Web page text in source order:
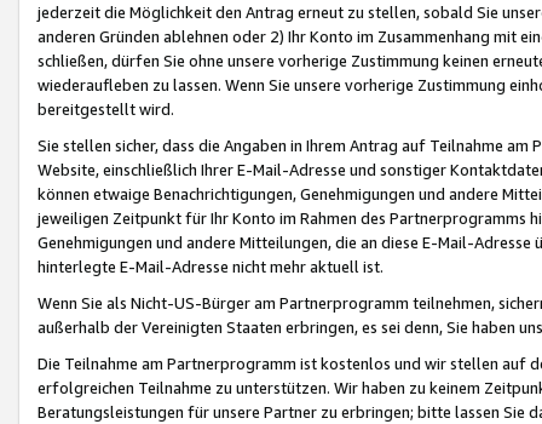
jederzeit die Möglichkeit den Antrag erneut zu stellen, sobald Sie
anderen Gründen ablehnen oder 2) Ihr Konto im Zusammenhang mit
schließen, dürfen Sie ohne unsere vorherige Zustimmung keinen
wiederaufleben zu lassen. Wenn Sie unsere vorherige Zustimmung
bereitgestellt wird.
Sie stellen sicher, dass die Angaben in Ihrem Antrag auf Teilnahme
Website, einschließlich Ihrer E-Mail-Adresse und sonstiger
können etwaige Benachrichtigungen, Genehmigungen und andere
jeweiligen Zeitpunkt für Ihr Konto im Rahmen des Partnerprogramms
Genehmigungen und andere Mitteilungen, die an diese E-Mail-
hinterlegte E-Mail-Adresse nicht mehr aktuell ist.
Wenn Sie als Nicht-US-Bürger am Partnerprogramm teilnehmen,
außerhalb der Vereinigten Staaten erbringen, es sei denn, Sie haben
Die Teilnahme am Partnerprogramm ist kostenlos und wir stellen auf
erfolgreichen Teilnahme zu unterstützen. Wir haben zu keinem
Beratungsleistungen für unsere Partner zu erbringen; bitte lassen Sie